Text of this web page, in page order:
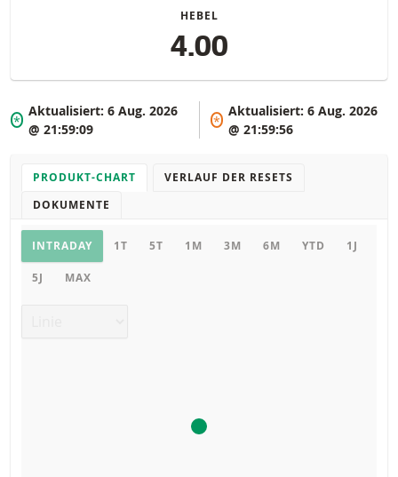
HEBEL
4.00
*
Aktualisiert:6 Aug. 2026
@ 21:59:09
*
Aktualisiert: 6 Aug. 2026
@ 21:59:56
PRODUKT-CHART
VERLAUF DER RESETS
DOKUMENTE
Chart
INTRADAY 1T 5T 1M 3M 6M YTD 1J
5J MAX